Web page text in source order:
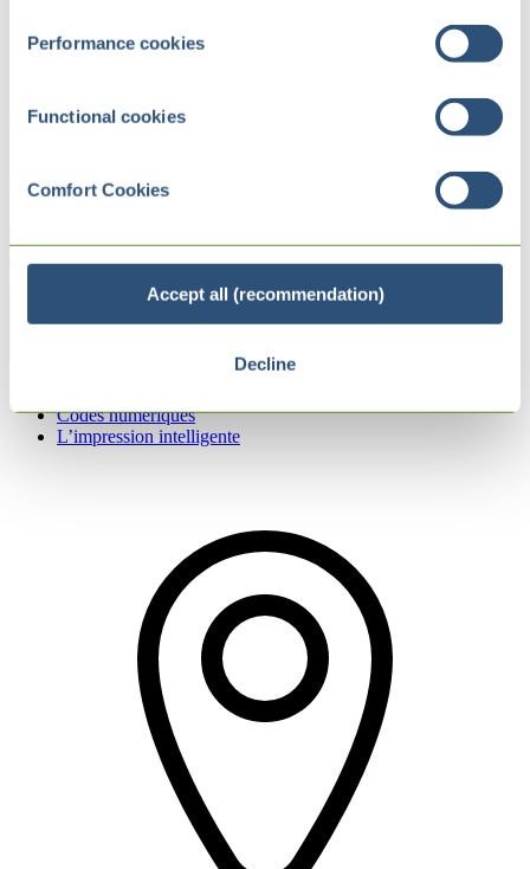
Performance cookies
Functional cookies
Comfort Cookies
Accept all (recommendation)
Decline
Codes numériques
L’impression intelligente